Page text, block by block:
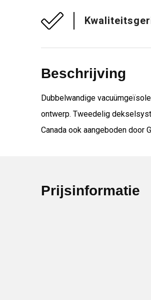
Beschrijving
Dubbelwandige
ontwerp. Tweedelig
Canada ook aangeboden door
Prijsinformatie